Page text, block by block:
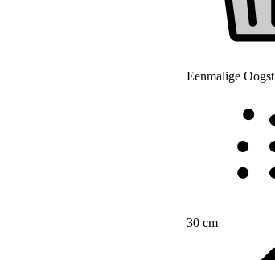
Eenmalige Oogst
30 cm